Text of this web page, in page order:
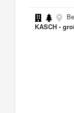
KASCH -